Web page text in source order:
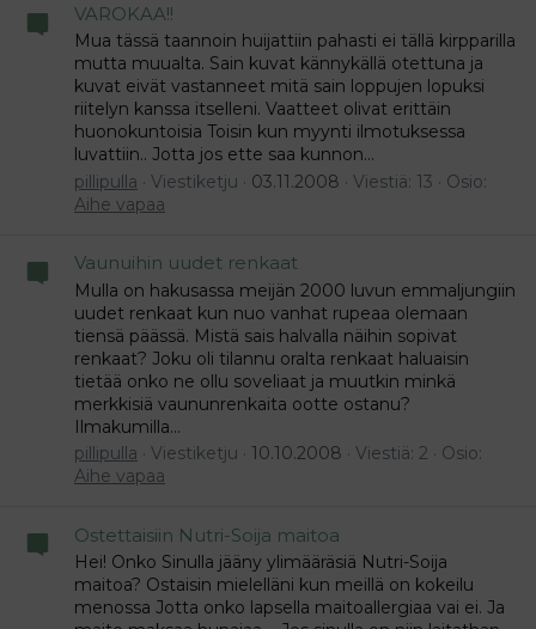
VAROKAA!!
Mua tässä taannoin huijattiin pahasti ei tällä kirpparilla
mutta muualta. Sain kuvat kännykällä otettuna ja
kuvat eivät vastanneet mitä sain loppujen lopuksi
riitelyn kanssa itselleni. Vaatteet olivat erittäin
huonokuntoisia Toisin kun myynti ilmotuksessa
luvattiin.. Jotta jos ette saa kunnon...
pillipulla
Viestiketju 03.11.2008 Viestiä: 13
Osio:
Aihe vapaa
Vaunuihin uudet renkaat
Mulla on hakusassa meijän 2000 luvun emmaljungiin
uudet renkaat kun nuo vanhat rupeaa olemaan
tiensä päässä. Mistä sais halvalla näihin sopivat
renkaat? Joku oli tilannu oralta renkaat haluaisin
tietää onko ne ollu soveliaat ja muutkin minkä
merkkisiä vaununrenkaita ootte ostanu?
Ilmakumilla...
pillipulla
Viestiketju 10.10.2008 Viestiä: 2
Osio:
Aihe vapaa
Ostettaisiin Nutri-Soija maitoa
Hei! Onko Sinulla jääny ylimääräsiä Nutri-Soija
maitoa? Ostaisin mielelläni kun meillä on kokeilu
menossa Jotta onko lapsella maitoallergiaa vai ei. Ja